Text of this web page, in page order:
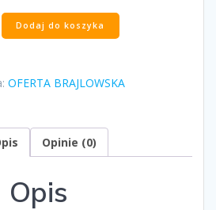
Dodaj do koszyka
OFERTA BRAJLOWSKA
Opinie (0)
Opis